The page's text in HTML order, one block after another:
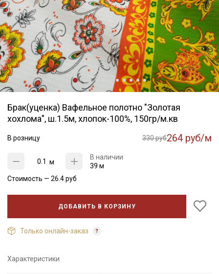
Брак(уценка) Вафельное полотно "Золотая
хохлома", ш.1.5м, хлопок-100%, 150гр/м.кв
В розницу 330 руб264 руб/м
м
В наличии
39 м
Стоимость — 26.4руб
ДОБАВИТЬ В КОРЗИНУ
Только онлайн-заказ
Характеристики